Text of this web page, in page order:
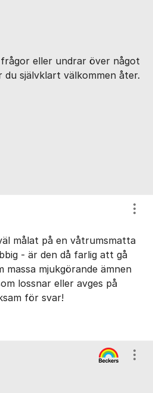
eller undrar över något
självklart välkommen åter.
målat på en våtrumsmatta
- är den då farlig att gå
massa mjukgörande ämnen
lossnar eller avges på
för svar!